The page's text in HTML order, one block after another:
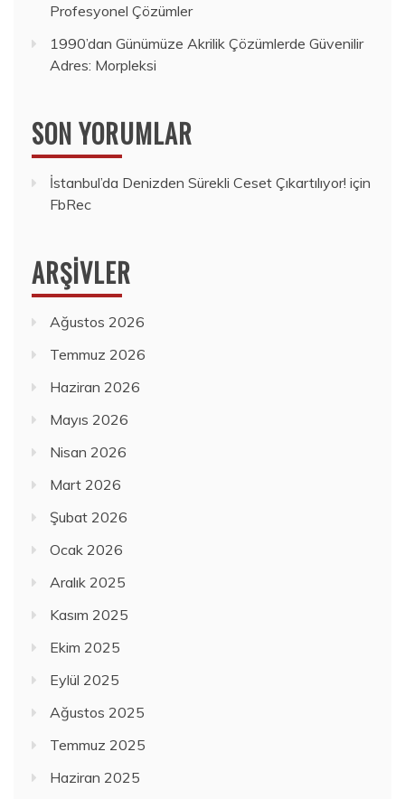
Profesyonel Çözümler
1990’dan Günümüze Akrilik Çözümlerde Güvenilir
Adres: Morpleksi
SON YORUMLAR
İstanbul’da Denizden Sürekli Ceset Çıkartılıyor! için
FbRec
ARŞIVLER
Ağustos 2026
Temmuz 2026
Haziran 2026
Mayıs 2026
Nisan 2026
Mart 2026
Şubat 2026
Ocak 2026
Aralık 2025
Kasım 2025
Ekim 2025
Eylül 2025
Ağustos 2025
Temmuz 2025
Haziran 2025